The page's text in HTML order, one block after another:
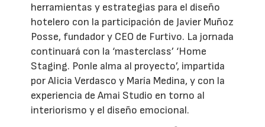
herramientas y estrategias para el diseño
hotelero con la participación de Javier Muñoz
Posse, fundador y CEO de Furtivo. La jornada
continuará con la ‘masterclass’ ‘Home
Staging. Ponle alma al proyecto’, impartida
por Alicia Verdasco y María Medina, y con la
experiencia de Amai Studio en torno al
interiorismo y el diseño emocional.